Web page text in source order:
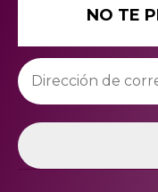
NO TE